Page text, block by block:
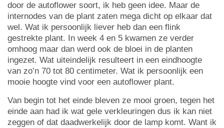
door de autoflower soort, ik heb geen idee. Maar de
internodes van de plant zaten mega dicht op elkaar dat
wel. Wat ik persoonlijk liever heb dan een flink
gestrekte plant. In week 4 en 5 kwamen ze verder
omhoog maar dan werd ook de bloei in de planten
ingezet. Wat uiteindelijk resulteert in een eindhoogte
van zo’n 70 tot 80 centimeter. Wat ik persoonlijk een
mooie hoogte vind voor een autoflower plant.
Van begin tot het einde bleven ze mooi groen, tegen het
einde aan had ik wat gele verkleuringen dus ik kan niet
zeggen of dat daadwerkelijk door de lamp komt. Want ik